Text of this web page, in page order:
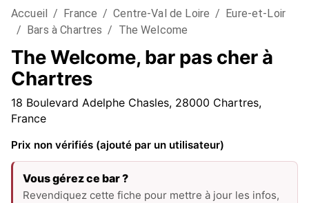
Accueil / France / Centre-Val de Loire / Eure-et-Loir
/ Bars à Chartres / The Welcome
The Welcome, bar pas cher à
Chartres
18 Boulevard Adelphe Chasles, 28000 Chartres,
France
Prix non vérifiés (ajouté par un utilisateur)
Vous gérez ce bar ?
Revendiquez cette fiche pour mettre à jour les infos,